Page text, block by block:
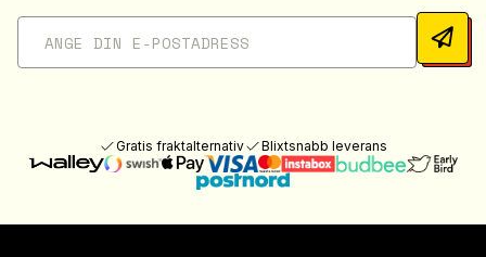
Gratis fraktalternativ Blixtsnabb leverans